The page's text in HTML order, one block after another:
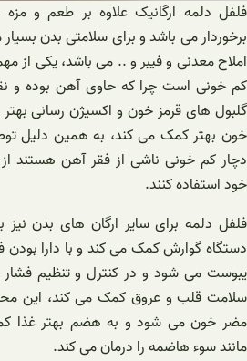
فلفل دلمه ارگانیک علاوه بر طعم و مزه
برخوردار می باشد و برای سلامتی بدن
املاح معدنی و فیبر و .. می باشد، یکی
کم خونی است چرا که حاوی آهن بوده و
گلبول های قرمز خون و اکسیژن رسانی
خون بهتر کمک می کند، به همین دلیل
دچار کم‌ خونی ناشی از فقر آهن هستند
خود استفاده کنند.
فلفل دلمه برای سایر ارگان های بدن
دستگاه گوارش کمک می کند و با دارا بودن
یبوست می شود و در کنترل و تنظیم
سلامت قلب و عروق کمک می کند، این
مضر خون می شود و به هضم بهتر غذا
مانند سوء هاضمه را درمان می کند.